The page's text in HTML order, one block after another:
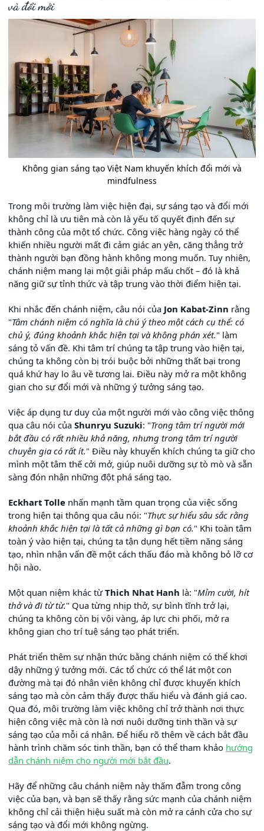
và đổi mới
Không gian sáng tạo Việt Nam khuyến khích đổi mới và
mindfulness
Trong môi trường làm việc hiện đại, sự sáng tạo và đổi mới
không chỉ là ưu tiên mà còn là yếu tố quyết định đến sự
thành công của một tổ chức. Công việc hàng ngày có thể
khiến nhiều người mất đi cảm giác an yên, căng thẳng trở
thành người bạn đồng hành không mong muốn. Tuy nhiên,
chánh niệm mang lại một giải pháp mấu chốt – đó là khả
năng giữ sự tỉnh thức và tập trung vào thời điểm hiện tại.
Khi nhắc đến chánh niệm, câu nói của Jon Kabat-Zinn rằng
"Tâm chánh niệm có nghĩa là chú ý theo một cách cụ thể: có
chủ ý, đúng khoảnh khắc hiện tại và không phán xét." làm
sáng tỏ vấn đề. Khi tâm trí chúng ta tập trung vào hiện tại,
chúng ta không còn bị trói buộc bởi những thất bại trong
quá khứ hay lo âu về tương lai. Điều này mở ra một không
gian cho sự đổi mới và những ý tưởng sáng tạo.
Việc áp dụng tư duy của một người mới vào công việc thông
qua câu nói của Shunryu Suzuki: "Trong tâm trí người mới
bắt đầu có rất nhiều khả năng, nhưng trong tâm trí người
chuyên gia có rất ít." Điều này khuyến khích chúng ta giữ cho
mình một tâm thế cởi mở, giúp nuôi dưỡng sự tò mò và sẵn
sàng đón nhận những đột phá sáng tạo.
Eckhart Tolle nhấn mạnh tầm quan trọng của việc sống
trong hiện tại thông qua câu nói: "Thực sự hiểu sâu sắc rằng
khoảnh khắc hiện tại là tất cả những gì bạn có." Khi toàn tâm
toàn ý vào hiện tại, chúng ta tận dụng hết tiềm năng sáng
tạo, nhìn nhận vấn đề một cách thấu đáo mà không bỏ lỡ cơ
hội nào.
Một quan niệm khác từThich Nhat Hanh là: "Mỉm cười, hít
thở và đi từ từ." Qua từng nhịp thở, sự bình tĩnh trở lại,
chúng ta không còn bị vội vàng, áp lực chi phối, mở ra
không gian cho trí tuệ sáng tạo phát triển.
Phát triển thêm sự nhận thức bằng chánh niệm có thể khơi
dậy những ý tưởng mới. Các tổ chức có thể lát một con
đường mà tại đó nhân viên không chỉ được khuyến khích
sáng tạo mà còn cảm thấy được thấu hiểu và đánh giá cao.
Qua đó, môi trường làm việc không chỉ trở thành nơi thực
hiện công việc mà còn là nơi nuôi dưỡng tinh thần và sự
sáng tạo của mỗi cá nhân. Để hiểu rõ thêm về cách bắt đầu
hành trình chăm sóc tinh thần, bạn có thể tham khảo hướng
dẫn chánh niệm cho người mới bắt đầu.
Hãy để những câu chánh niệm này thấm đẫm trong công
việc của bạn, và bạn sẽ thấy rằng sức mạnh của chánh niệm
không chỉ cải thiện hiệu suất mà còn mở ra cánh cửa cho sự
sáng tạo và đổi mới không ngừng.